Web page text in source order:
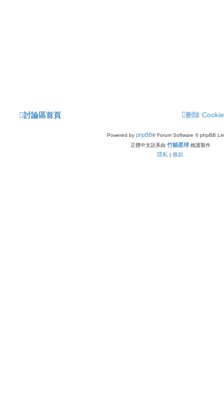
討論區首頁 刪除
Powered by phpBB® Forum Software © phpBB
正體中文語系由 竹貓星球維護製作
隱私 | 條款